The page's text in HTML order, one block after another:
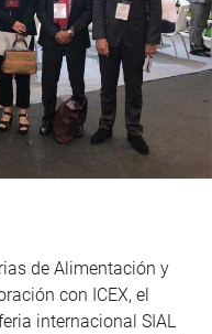
de Alimentación y
con ICEX, el
internacional SIAL